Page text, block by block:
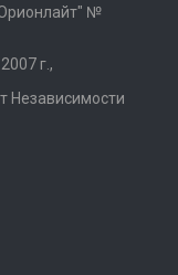
№
г.,
Независимости